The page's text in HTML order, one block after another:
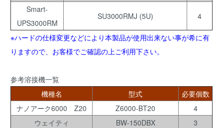
Smart-
UPS3000RM
SU3000RMJ (5U) 4
※ハードの仕様変更などにより本製品が使用出来ない事が希に有
りますので、お客様でご確認の上ご利用下さい。
参考溶接機一覧
機種名
型式
必要個数
ナノアーク6000 Z20
Z6000-BT20
4
ウェイティ
BW-150DBX
3